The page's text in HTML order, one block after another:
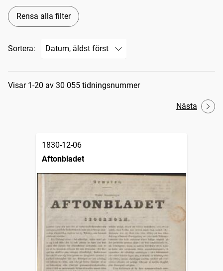
Rensa alla filter
Sortera:
Sökresultat
Visar 1-20 av 30 055 tidningsnummer
Nästa
1830-12-06
Aftonbladet